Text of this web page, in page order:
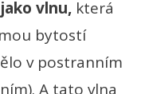
vlnu, která
bytostí
v postranním
A tato vlna